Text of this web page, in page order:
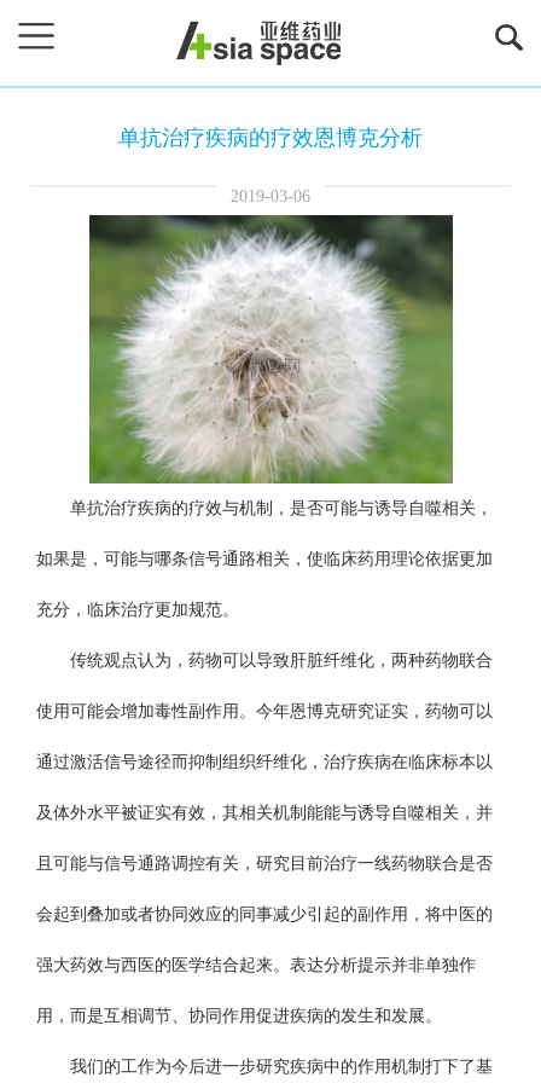
单抗治疗疾病的疗效恩博克分析
2019-03-06
单抗治疗疾病的疗效与机制，是否可能与诱导自噬相关，
如果是，可能与哪条信号通路相关，使临床药用理论依据更加
充分，临床治疗更加规范。
传统观点认为，药物可以导致肝脏纤维化，两种药物联合
使用可能会增加毒性副作用。今年恩博克研究证实，药物可以
通过激活信号途径而抑制组织纤维化，治疗疾病在临床标本以
及体外水平被证实有效，其相关机制能能与诱导自噬相关，并
且可能与信号通路调控有关，研究目前治疗一线药物联合是否
会起到叠加或者协同效应的同事减少引起的副作用，将中医的
强大药效与西医的医学结合起来。表达分析提示并非单独作
用，而是互相调节、协同作用促进疾病的发生和发展。
我们的工作为今后进一步研究疾病中的作用机制打下了基